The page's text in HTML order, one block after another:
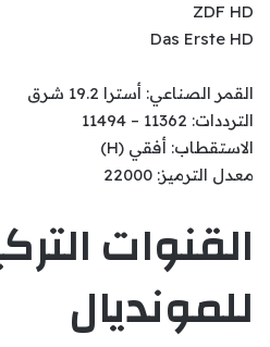
ZDF HD
Das Erste HD
القمر الصناعي: أسترا 19.2 شرق
الترددات: 11362 – 11494
الاستقطاب: أفقي (H)
معدل الترميز: 22000
القنوات
للمونديال